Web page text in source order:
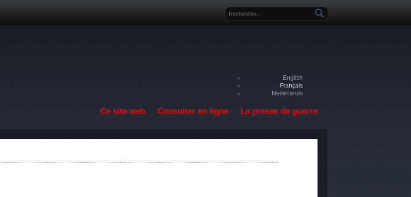
Formulaire de recherche
English
Français
Nederlands
Ce site web Consulter en ligne La presse de guerre